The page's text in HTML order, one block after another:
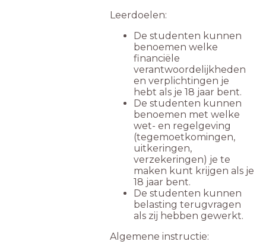
Leerdoelen:
De studenten kunnen
benoemen welke
financiële
verantwoordelijkheden
en verplichtingen je
hebt als je 18 jaar bent.
De studenten kunnen
benoemen met welke
wet- en regelgeving
(tegemoetkomingen,
uitkeringen,
verzekeringen) je te
maken kunt krijgen als je
18 jaar bent.
De studenten kunnen
belasting terugvragen
als zij hebben gewerkt.
Algemene instructie: